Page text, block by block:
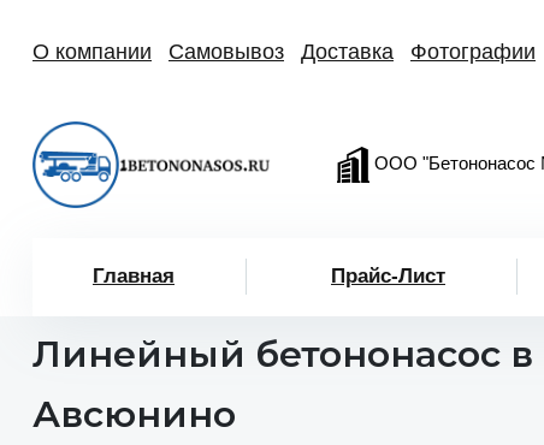
О компании Самовывоз Доставка Фотографии
ООО
Главная Прайс-Лист
Линейный бетононасос в
Авсюнино